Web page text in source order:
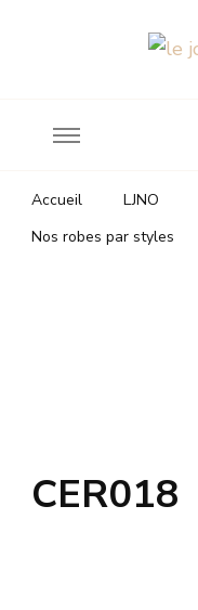
Accueil LJNO
Nos robes par styles
CER018